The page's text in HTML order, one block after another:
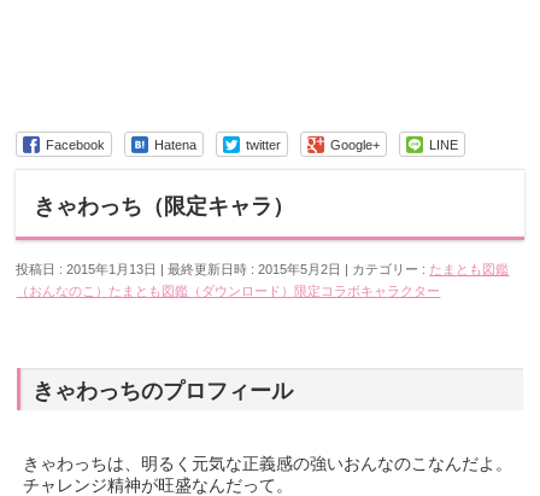
Facebook Hatena twitter Google+ LINE
きゃわっち（限定キャラ）
投稿日 : 2015年1月13日 最終更新日時 : 2015年5月2日 カテゴリー : たまとも図鑑
（おんなのこ） たまとも図鑑（ダウンロード） 限定コラボキャラクター
きゃわっちのプロフィール
きゃわっちは、明るく元気な正義感の強いおんなのこなんだよ。
チャレンジ精神が旺盛なんだって。